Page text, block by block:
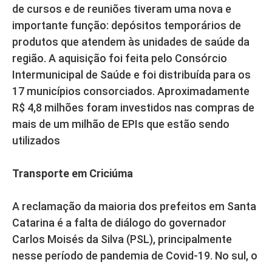
de cursos e de reuniões tiveram uma nova e
importante função: depósitos temporários de
produtos que atendem às unidades de saúde da
região. A aquisição foi feita pelo Consórcio
Intermunicipal de Saúde e foi distribuída para os
17 municípios consorciados. Aproximadamente
R$ 4,8 milhões foram investidos nas compras de
mais de um milhão de EPIs que estão sendo
utilizados
Transporte em Criciúma
A reclamação da maioria dos prefeitos em Santa
Catarina é a falta de diálogo do governador
Carlos Moisés da Silva (PSL), principalmente
nesse período de pandemia de Covid-19. No sul, o